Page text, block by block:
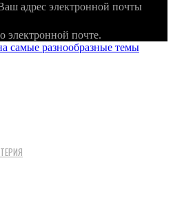
адрес электронной почты
электронной почте.
самые разнообразные темы